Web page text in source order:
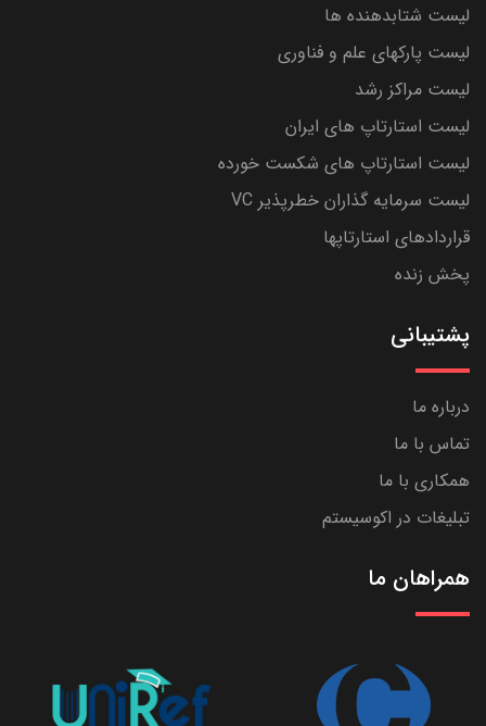
لیست شتابدهنده ها
لیست پارکهای علم و فناوری
لیست مراکز رشد
لیست استارتاپ های ایران
لیست استارتاپ های شکست خورده
لیست سرمایه گذاران خطرپذیر VC
قراردادهای استارتاپها
پخش زنده
پشتیبانی
درباره ما
تماس با ما
همکاری با ما
تبلیغات در اکوسیستم
همراهان ما